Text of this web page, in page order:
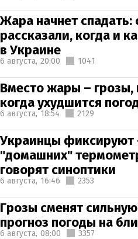
Жара начнет спадать:
рассказали, когда и
в Украине
6 августа, 20:00 1041
Вместо жары – грозы,
когда ухудшится
6 августа, 18:54 2129
Украинцы фиксируют
"домашних"
говорят синоптики
6 августа, 16:46 2353
Грозы сменят
прогноз погоды на
6 августа, 08:00 3357